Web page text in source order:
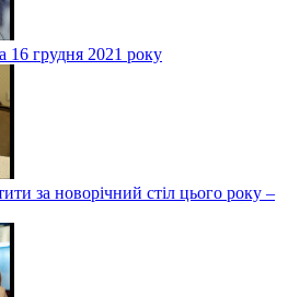
16 грудня 2021 року
за новорічний стіл цього року –